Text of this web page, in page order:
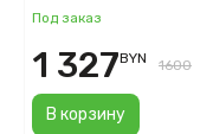
(Prussian Blue)
Под заказ
В корзину
1 327BYN 1600